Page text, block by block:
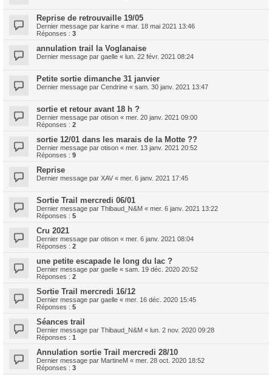
Reprise de retrouvaille 19/05
Dernier message par karine « mar. 18 mai 2021 13:46
Réponses : 3
annulation trail la Voglanaise
Dernier message par gaelle « lun. 22 févr. 2021 08:24
Petite sortie dimanche 31 janvier
Dernier message par Cendrine « sam. 30 janv. 2021 13:47
sortie et retour avant 18 h ?
Dernier message par otison « mer. 20 janv. 2021 09:00
Réponses : 2
sortie 12/01 dans les marais de la Motte ??
Dernier message par otison « mer. 13 janv. 2021 20:52
Réponses : 9
Reprise
Dernier message par XAV « mer. 6 janv. 2021 17:45
Sortie Trail mercredi 06/01
Dernier message par Thibaud_N&M « mer. 6 janv. 2021 13:22
Réponses : 5
Cru 2021
Dernier message par otison « mer. 6 janv. 2021 08:04
Réponses : 2
une petite escapade le long du lac ?
Dernier message par gaelle « sam. 19 déc. 2020 20:52
Réponses : 2
Sortie Trail mercredi 16/12
Dernier message par gaelle « mer. 16 déc. 2020 15:45
Réponses : 5
Séances trail
Dernier message par Thibaud_N&M « lun. 2 nov. 2020 09:28
Réponses : 1
Annulation sortie Trail mercredi 28/10
Dernier message par MartineM « mer. 28 oct. 2020 18:52
Réponses : 3